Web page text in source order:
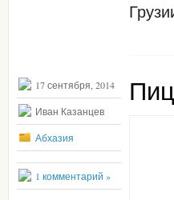
17 сентября, 2014
Иван Казанцев
Абхазия
1 комментарий »